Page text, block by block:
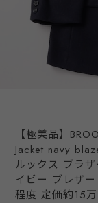
【極美品】
Jacket navy
ルックス ブラ
イビー ブレザ
程度 定価約15万